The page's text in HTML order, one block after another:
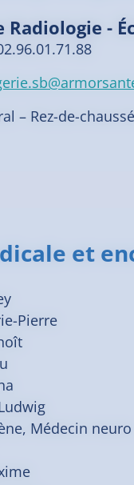
-
– Rez-de-
et
Pierre
, Médecin